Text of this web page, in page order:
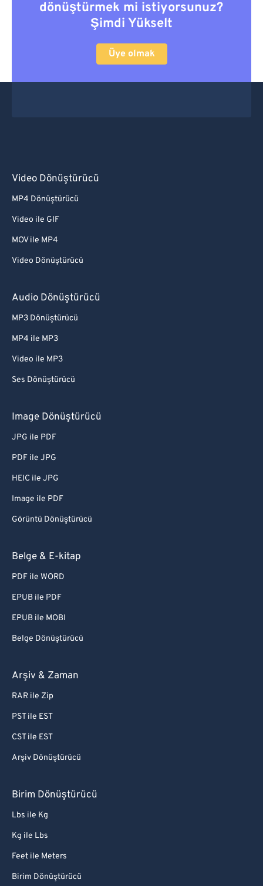
dönüştürmek mi istiyorsunuz?
Şimdi Yükselt
Üye olmak
Video Dönüştürücü
MP4 Dönüştürücü
Video ile GIF
MOV ile MP4
Video Dönüştürücü
Audio Dönüştürücü
MP3 Dönüştürücü
MP4 ile MP3
Video ile MP3
Ses Dönüştürücü
Image Dönüştürücü
JPG ile PDF
PDF ile JPG
HEIC ile JPG
Image ile PDF
Görüntü Dönüştürücü
Belge & E-kitap
PDF ile WORD
EPUB ile PDF
EPUB ile MOBI
Belge Dönüştürücü
Arşiv & Zaman
RAR ile Zip
PST ile EST
CST ile EST
Arşiv Dönüştürücü
Birim Dönüştürücü
Lbs ile Kg
Kg ile Lbs
Feet ile Meters
Birim Dönüştürücü